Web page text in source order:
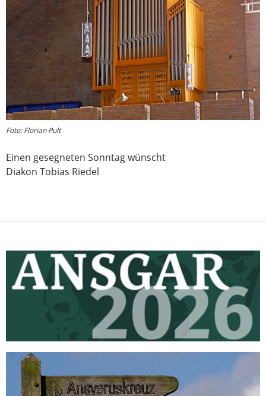
Foto: Florian Pult
Einen gesegneten Sonntag wünscht
Diakon Tobias Riedel